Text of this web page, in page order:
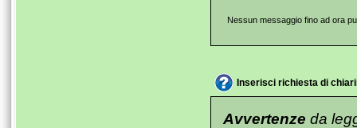
Nessun messaggio fino ad ora
Inserisci richiesta di
Avvertenze da